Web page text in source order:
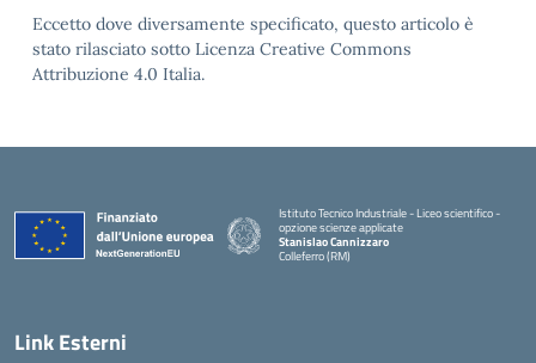
Eccetto dove diversamente specificato, questo articolo è
stato rilasciato sotto Licenza Creative Commons
Attribuzione 4.0 Italia.
Istituto Tecnico Industriale - Liceo scientifico -
opzione scienze applicate
Stanislao Cannizzaro
Colleferro (RM)
Link Esterni